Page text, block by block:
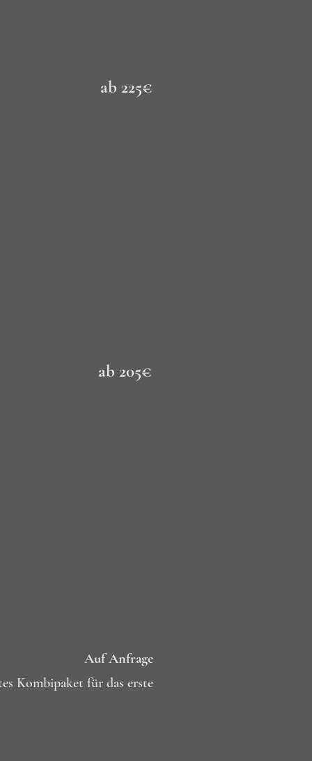
ab 225€
ab 205€
Auf Anfrage
Kombipaket für das erste